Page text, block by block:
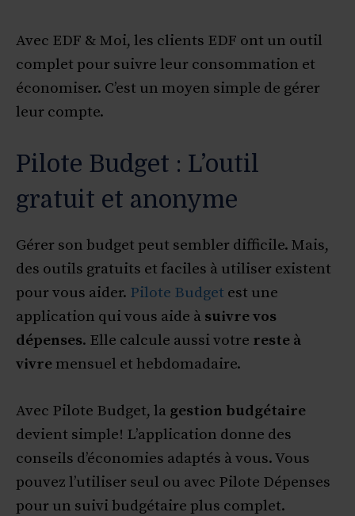
Avec EDF & Moi, les clients EDF ont un outil
complet pour suivre leur consommation et
économiser. C’est un moyen simple de gérer
leur compte.
Pilote Budget : L’outil
gratuit et anonyme
Gérer son budget peut sembler difficile. Mais,
des outils gratuits et faciles à utiliser existent
pour vous aider. Pilote Budget est une
application qui vous aide à suivre vos
dépenses. Elle calcule aussi votre reste à
vivre mensuel et hebdomadaire.
Avec Pilote Budget, la gestion budgétaire
devient simple! L’application donne des
conseils d’économies adaptés à vous. Vous
pouvez l’utiliser seul ou avec Pilote Dépenses
pour un suivi budgétaire plus complet.